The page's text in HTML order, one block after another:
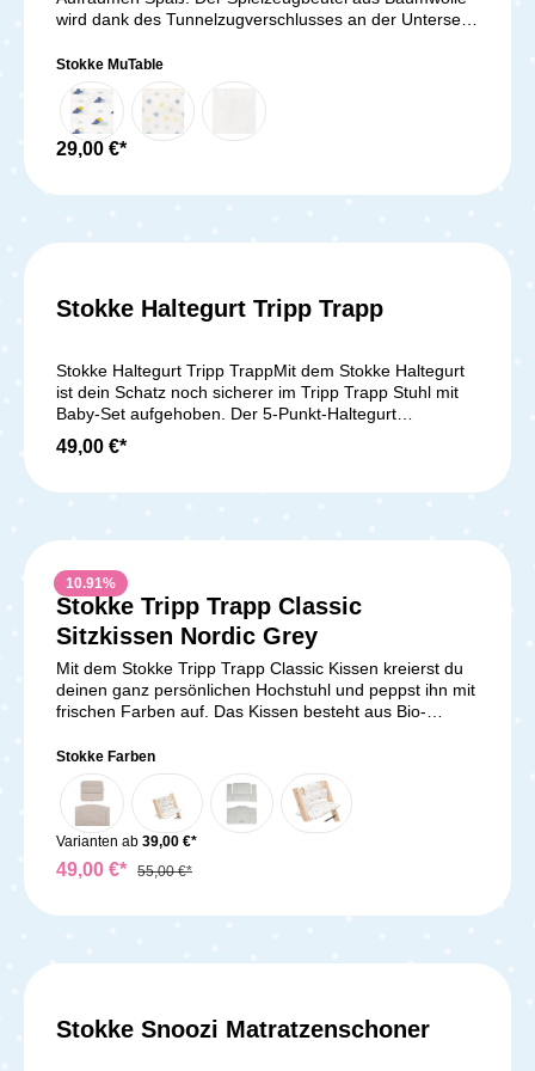
wird dank des Tunnelzugverschlusses an der Unterseite
kann dein Kind dann einfach durch die Öffnung in der
Tischmitte schieben und schon ist der Spieltisch
aufgeräumt. Der Baumwollbeutel ist leicht und kann
auch gut transportiert werden. Er ist perfekt, um kleine
und mittelgroße Spielsachen aufzubewahren und zu
Spielzeugbeutel
Stokke MuTable
29,00 €*
Durchschnittliche
Stokke Haltegurt Tripp Trapp
Stokke Haltegurt Tripp TrappMit dem Stokke Haltegurt
ist dein Schatz noch sicherer im Tripp Trapp Stuhl mit
Baby-Set aufgehoben. Der 5-Punkt-Haltegurt
verhindert, dass dein Baby in einem unbeachteten
Moment auszusteigen versucht. Das geschieht, ohne
Sicherheitsschnalle leicht gesichert. Lieferumfang: 1x
49,00 €*
10.91%
Stokke Tripp Trapp Classic
Sitzkissen Nordic Grey
Mit dem Stokke Tripp Trapp Classic Kissen kreierst du
deinen ganz persönlichen Hochstuhl und peppst ihn mit
frischen Farben auf. Das Kissen besteht aus Bio-
ist. Darüber hinaus sorgt Baumwolle für eine
angenehme Luftzirkulation, so dass einem Hitzestau
vorgebeugt wird. Das Stokke Classic Kissen ist die
perfekte Ergänzung zu deinem Tripp Trapp, ohne dass
die Bewegungsfreiheit deines Schatzes eingeschränkt
wird. Produktinformationen: Produktmaße: L x B x H
- 27.9 x 21.6 x 7.4 Materialien: leicht abwischbares
Hochstuhl Achtung: Der Tripp Trapp Hochstuhl ist
Stokke Farben
Varianten ab 39,00 €*
49,00 €* 55,00 €*
Stokke Snoozi Matratzenschoner